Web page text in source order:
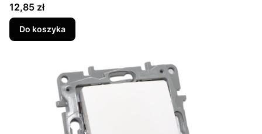
Cena
12,85 zł
Do koszyka